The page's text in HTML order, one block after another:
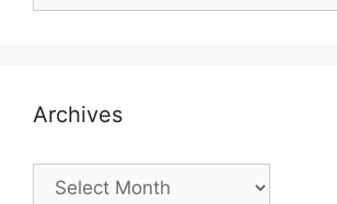
Archives
Archives